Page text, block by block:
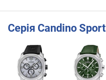
Серія Candino Sport